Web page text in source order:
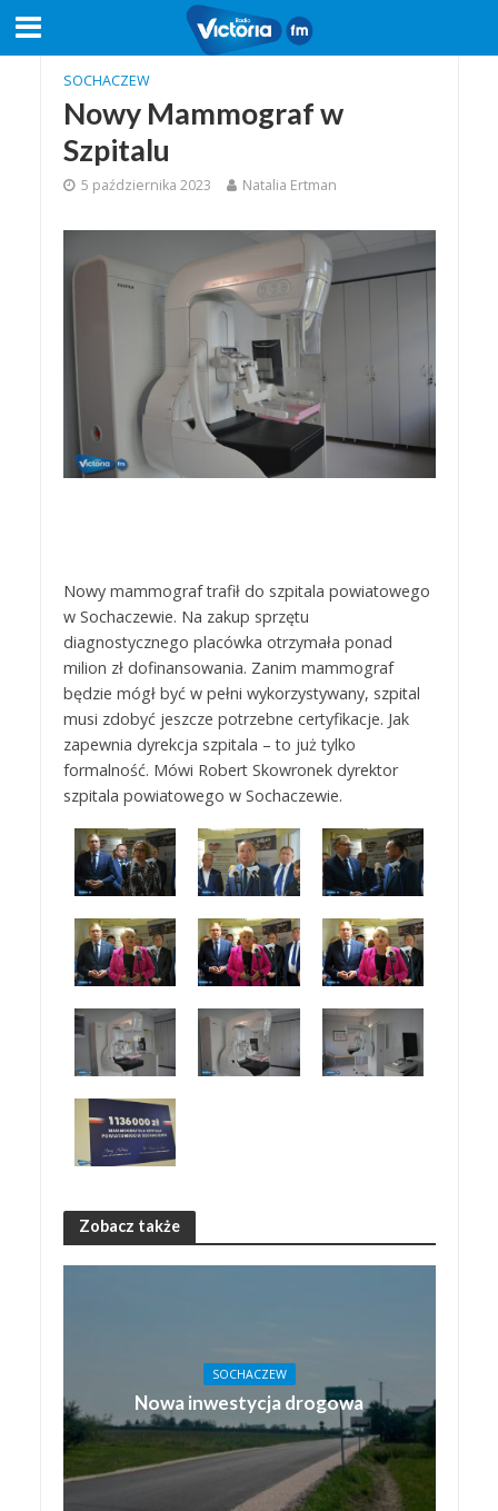
SOCHACZEW
Nowy Mammograf w
Szpitalu
5 października 2023 Natalia Ertman
Nowy mammograf trafił do szpitala powiatowego
w Sochaczewie. Na zakup sprzętu
diagnostycznego placówka otrzymała ponad
milion zł dofinansowania. Zanim mammograf
będzie mógł być w pełni wykorzystywany, szpital
musi zdobyć jeszcze potrzebne certyfikacje. Jak
zapewnia dyrekcja szpitala – to już tylko
formalność. Mówi Robert Skowronek dyrektor
szpitala powiatowego w Sochaczewie.
Zobacz także
SOCHACZEW
Nowa inwestycja drogowa